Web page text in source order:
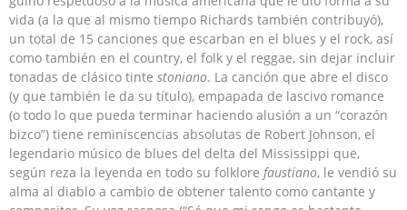
vida (a la que al mismo tiempo Richards también contribuyó),
un total de 15 canciones que escarban en el blues y el rock, así
como también en el country, el folk y el reggae, sin dejar incluir
tonadas de clásico tinte stoniano. La canción que abre el disco
(y que también le da su título), empapada de lascivo romance
(o todo lo que pueda terminar haciendo alusión a un “corazón
bizco”) tiene reminiscencias absolutas de Robert Johnson, el
legendario músico de blues del delta del Mississippi que,
según reza la leyenda en todo su folklore faustiano, le vendió su
alma al diablo a cambio de obtener talento como cantante y